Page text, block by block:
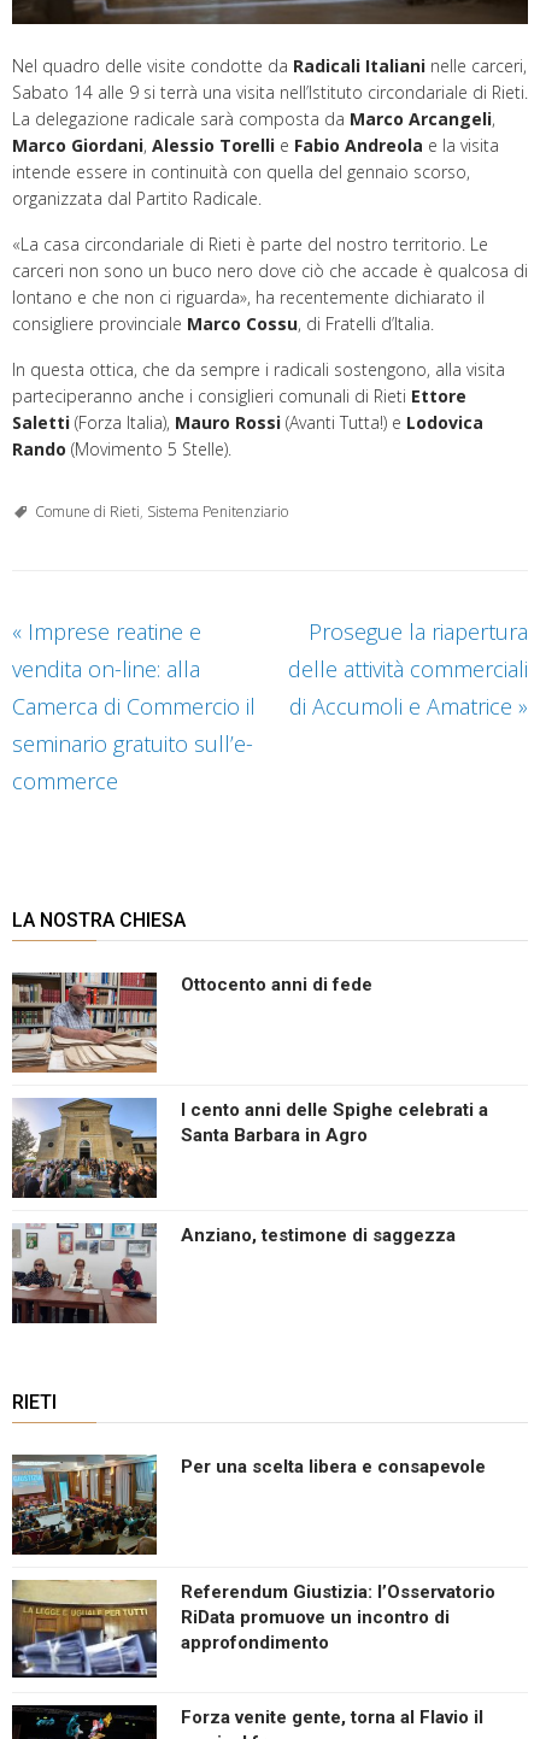
Nel quadro delle visite condotte da Radicali Italiani nelle carceri,
Sabato 14 alle 9 si terrà una visita nell’Istituto circondariale di Rieti.
La delegazione radicale sarà composta da Marco Arcangeli,
Marco Giordani, Alessio Torelli e Fabio Andreola e la visita
intende essere in continuità con quella del gennaio scorso,
organizzata dal Partito Radicale.
«La casa circondariale di Rieti è parte del nostro territorio. Le
carceri non sono un buco nero dove ciò che accade è qualcosa di
lontano e che non ci riguarda», ha recentemente dichiarato il
consigliere provinciale Marco Cossu, di Fratelli d’Italia.
In questa ottica, che da sempre i radicali sostengono, alla visita
parteciperanno anche i consiglieri comunali di Rieti Ettore
Saletti (Forza Italia), Mauro Rossi (Avanti Tutta!) e Lodovica
Rando (Movimento 5 Stelle).
Comune di Rieti, Sistema Penitenziario
« Imprese reatine e
vendita on-line: alla
Camerca di Commercio il
seminario gratuito sull’e-
commerce
Prosegue la riapertura
delle attività commerciali
di Accumoli e Amatrice »
LA NOSTRA CHIESA
Ottocento anni di fede
I cento anni delle Spighe celebrati a
Santa Barbara in Agro
Anziano, testimone di saggezza
RIETI
Per una scelta libera e consapevole
Referendum Giustizia: l’Osservatorio
RiData promuove un incontro di
approfondimento
Forza venite gente, torna al Flavio il